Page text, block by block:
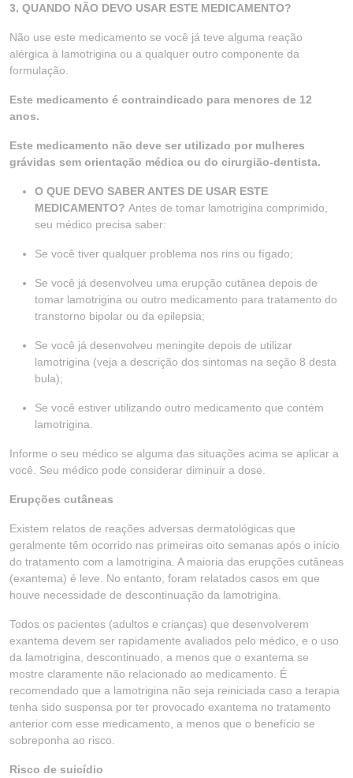
3. QUANDO NÃO DEVO USAR ESTE MEDICAMENTO?
Não use este medicamento se você já teve alguma reação
alérgica à lamotrigina ou a qualquer outro componente da
formulação.
Este medicamento é contraindicado para menores de 12
anos.
Este medicamento não deve ser utilizado por mulheres
grávidas sem orientação médica ou do cirurgião-dentista.
O QUE DEVO SABER ANTES DE USAR ESTE
MEDICAMENTO? Antes de tomar lamotrigina comprimido,
seu médico precisa saber:
Se você tiver qualquer problema nos rins ou fígado;
Se você já desenvolveu uma erupção cutânea depois de
tomar lamotrigina ou outro medicamento para tratamento do
transtorno bipolar ou da epilepsia;
Se você já desenvolveu meningite depois de utilizar
lamotrigina (veja a descrição dos sintomas na seção 8 desta
bula);
Se você estiver utilizando outro medicamento que contém
lamotrigina.
Informe o seu médico se alguma das situações acima se aplicar a
você. Seu médico pode considerar diminuir a dose.
Erupções cutâneas
Existem relatos de reações adversas dermatológicas que
geralmente têm ocorrido nas primeiras oito semanas após o início
do tratamento com a lamotrigina. A maioria das erupções cutâneas
(exantema) é leve. No entanto, foram relatados casos em que
houve necessidade de descontinuação da lamotrigina.
Todos os pacientes (adultos e crianças) que desenvolverem
exantema devem ser rapidamente avaliados pelo médico, e o uso
da lamotrigina, descontinuado, a menos que o exantema se
mostre claramente não relacionado ao medicamento. É
recomendado que a lamotrigina não seja reiniciada caso a terapia
tenha sido suspensa por ter provocado exantema no tratamento
anterior com esse medicamento, a menos que o benefício se
sobreponha ao risco.
Risco de suicídio